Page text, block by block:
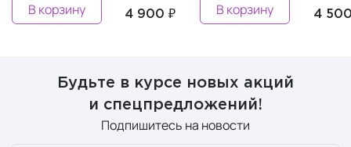
4 900 ₽
В корзину 4 500
В корзину
Будьте в курсе новых акций
и спецпредложений!
Подпишитесь на новости